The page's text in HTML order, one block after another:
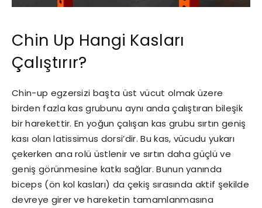
Chin Up Hangi Kasları
Çalıştırır?
Chin-up egzersizi başta üst vücut olmak üzere
birden fazla kas grubunu aynı anda çalıştıran bileşik
bir harekettir. En yoğun çalışan kas grubu sırtın geniş
kası olan latissimus dorsi’dir. Bu kas, vücudu yukarı
çekerken ana rolü üstlenir ve sırtın daha güçlü ve
geniş görünmesine katkı sağlar. Bunun yanında
biceps (ön kol kasları) da çekiş sırasında aktif şekilde
devreye girer ve hareketin tamamlanmasına